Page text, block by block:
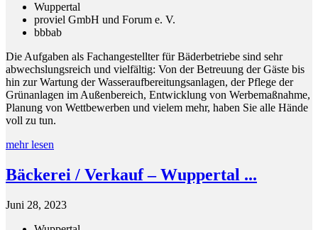
Wuppertal
proviel GmbH und Forum e. V.
bbbab
Die Aufgaben als Fachangestellter für Bäderbetriebe sind sehr
abwechslungsreich und vielfältig: Von der Betreuung der Gäste bis
hin zur Wartung der Wasseraufbereitungsanlagen, der Pflege der
Grünanlagen im Außenbereich, Entwicklung von Werbemaßnahme,
Planung von Wettbewerben und vielem mehr, haben Sie alle Hände
voll zu tun.
mehr lesen
Bäckerei / Verkauf – Wuppertal ...
Juni 28, 2023